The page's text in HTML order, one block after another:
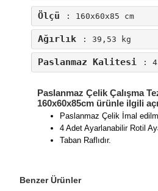
Ölçü : 160x60x85 cm
Ağırlık : 39,53 kg
Paslanmaz Kalitesi :
Paslanmaz Çelik Çalışma
160x60x85cm ürünle ilgili
Paslanmaz Çelik İmal
4 Adet Ayarlanabilir Rotil
Taban Raflıdır.
Benzer Ürünler